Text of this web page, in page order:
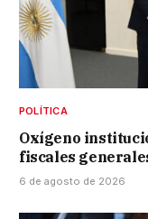
POLÍTICA
Oxígeno
fiscales
6 de agosto de 2026